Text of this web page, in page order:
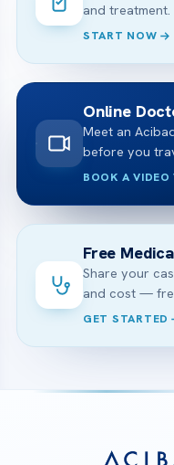
and treatment.
START NOW
Online
Meet an
before you
BOOK A VIDEO
Free
Share your
and cost —
GET STARTED